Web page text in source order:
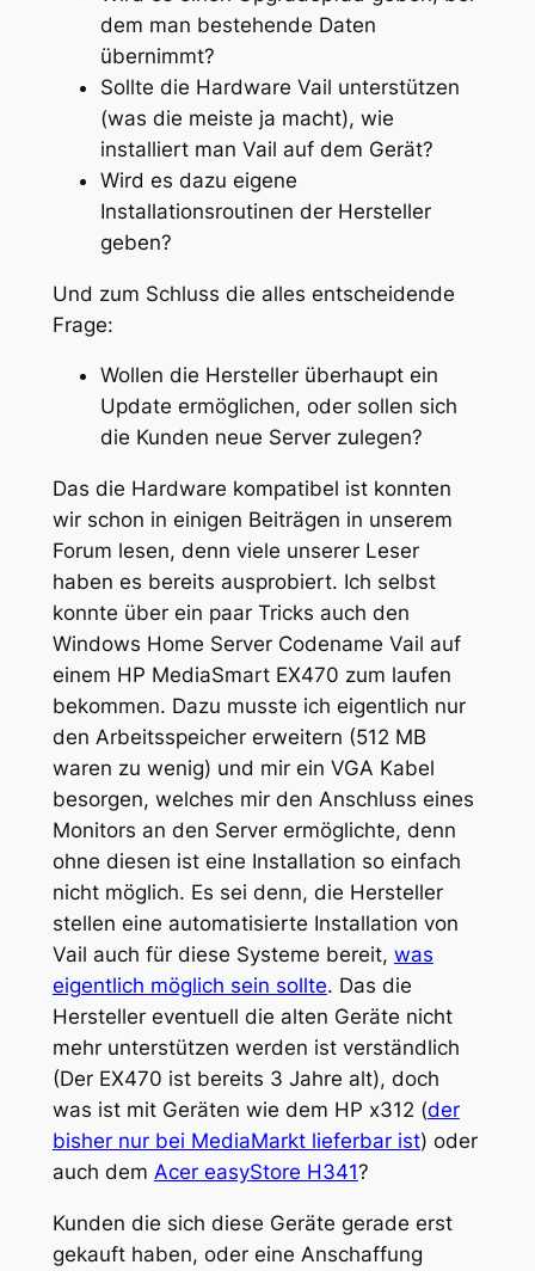
dem man bestehende Daten
übernimmt?
Sollte die Hardware Vail unterstützen
(was die meiste ja macht), wie
installiert man Vail auf dem Gerät?
Wird es dazu eigene
Installationsroutinen der Hersteller
geben?
Und zum Schluss die alles entscheidende
Frage:
Wollen die Hersteller überhaupt ein
Update ermöglichen, oder sollen sich
die Kunden neue Server zulegen?
Das die Hardware kompatibel ist konnten
wir schon in einigen Beiträgen in unserem
Forum lesen, denn viele unserer Leser
haben es bereits ausprobiert. Ich selbst
konnte über ein paar Tricks auch den
Windows Home Server Codename Vail auf
einem HP MediaSmart EX470 zum laufen
bekommen. Dazu musste ich eigentlich nur
den Arbeitsspeicher erweitern (512 MB
waren zu wenig) und mir ein VGA Kabel
besorgen, welches mir den Anschluss eines
Monitors an den Server ermöglichte, denn
ohne diesen ist eine Installation so einfach
nicht möglich. Es sei denn, die Hersteller
stellen eine automatisierte Installation von
Vail auch für diese Systeme bereit, was
eigentlich möglich sein sollte. Das die
Hersteller eventuell die alten Geräte nicht
mehr unterstützen werden ist verständlich
(Der EX470 ist bereits 3 Jahre alt), doch
was ist mit Geräten wie dem HP x312 (der
bisher nur bei MediaMarkt lieferbar ist) oder
auch dem Acer easyStore H341?
Kunden die sich diese Geräte gerade erst
gekauft haben, oder eine Anschaffung